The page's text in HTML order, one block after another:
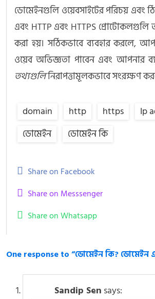
ডোমেইনগুলি ওয়েবসাইটের পরিচয় এবং
এবং HTTP এবং HTTPS প্রোটোকলগুলি
করা হয়। সঠিকভাবে ব্যবহার করলে,
ওয়েব অভিজ্ঞতা পাবেন এবং আপনার
তথ্যগুলিনিরাপত্তামূলকভাবে সংরক্ষণ
domain http https
Ip
ডোমেইন
ডোমেইন কি
Share on Facebook
Share on Messsenger
Share on Whatsapp
One response to “ডোমেইন কি? ডোমেইন
Sandip Sen says: